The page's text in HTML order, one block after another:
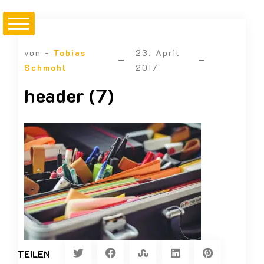
von - Tobias
Schmohl
23. April
2017
header (7)
TEILEN